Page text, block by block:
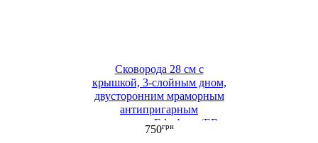
Сковорода 28 см с
крышкой, 3-слойным дном,
двусторонним мраморным
антипригарным
покрытием Edenberg (EB-
4111)
750грн